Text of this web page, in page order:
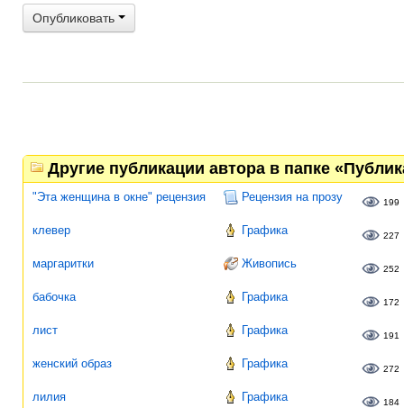
Опубликовать
Другие публикации автора в папке
"Эта женщина в окне" рецензия Рецензия на прозу 199
клевер Графика 227
маргаритки Живопись 252
бабочка Графика 172
лист Графика 191
женский образ Графика 272
лилия Графика 184